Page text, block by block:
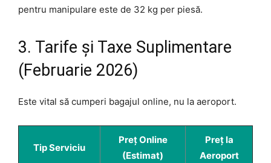
pentru manipulare este de 32 kg per piesă.
3. Tarife și Taxe Suplimentare
(Februarie 2026)
Este vital să cumperi bagajul online, nu la aeroport.
Tip Serviciu
Preț Online
(Estimat)
Preț la
Aeroport